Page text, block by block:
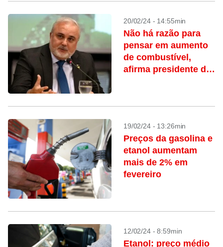
20/02/24 - 14:55min
Não há razão para
pensar em aumento
de combustível,
afirma presidente do
19/02/24 - 13:26min
Preços da gasolina e
etanol aumentam
mais de 2% em
fevereiro
12/02/24 - 8:59min
Etanol: preço médio